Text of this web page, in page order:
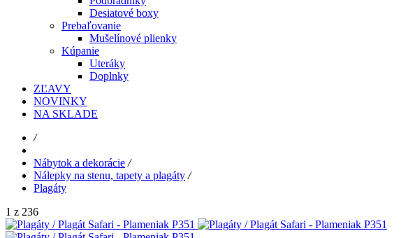
Desiatové boxy
Prebaľovanie
Mušelínové plienky
Kúpanie
Uteráky
Doplnky
ZĽAVY
NOVINKY
NA SKLADE
/
Nábytok a dekorácie /
Nálepky na stenu, tapety a plagáty /
Plagáty
1 z 236